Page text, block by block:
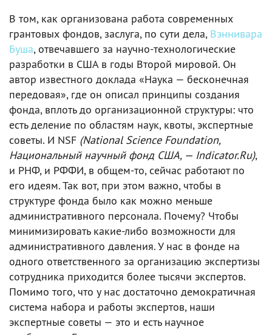
В том, как организована работа современных
грантовых фондов, заслуга, по сути дела, Вэннивара
Буша, отвечавшего за научно-технологические
разработки в США в годы Второй мировой. Он
автор известного доклада «Наука — бесконечная
передовая», где он описал принципы создания
фонда, вплоть до организационной структуры: что
есть деление по областям наук, квоты, экспертные
советы. И NSF (National Science Foundation,
Национальный научный фонд США, — Indicator.Ru),
и РНФ, и РФФИ, в общем-то, сейчас работают по
его идеям. Так вот, при этом важно, чтобы в
структуре фонда было как можно меньше
административного персонала. Почему? Чтобы
минимизировать какие-либо возможности для
административного давления. У нас в фонде на
одного ответственного за организацию экспертизы
сотрудника приходится более тысячи экспертов.
Помимо того, что у нас достаточно демократичная
система набора и работы экспертов, наши
экспертные советы — это и есть научное